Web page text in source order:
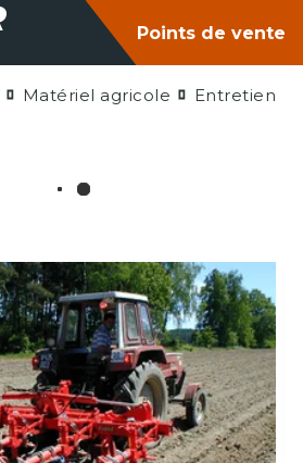
Points de vente
Matériel agricole Entretien